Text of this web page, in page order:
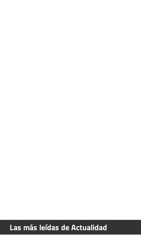
Las más leídas de Actualidad